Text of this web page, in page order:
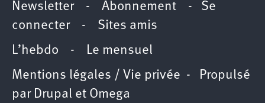
Newsletter - Abonnement - Se
connecter- Sites amis
L’hebdo - Le mensuel
Mentions légales / Vie privée - Propulsé
par Drupal et Omega